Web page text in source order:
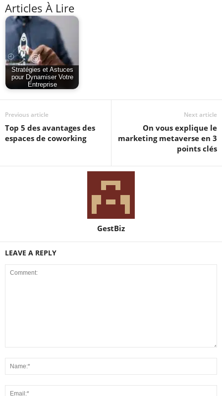
Articles À Lire
Stratégies et Astuces
pour Dynamiser Votre
Entreprise
Previous article
Top 5 des avantages des
espaces de coworking
Next article
On vous explique le
marketing metaverse en 3
points clés
GestBiz
LEAVE A REPLY